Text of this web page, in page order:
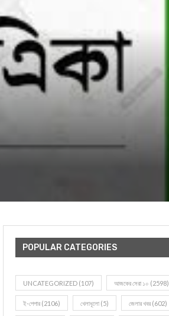
POPULAR CATEGORIES
UNCATEGORIZED (107) আজকের সেরা ১০ (2598)
ই-পেপার (2106) খেলাধূলো (5) জেলার খবর (602)